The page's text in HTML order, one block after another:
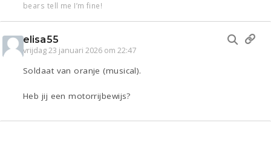
bears tell me I’m fine!
elisa55
vrijdag 23 januari 2026 om 22:47
Soldaat van oranje (musical).
Heb jij een motorrijbewijs?